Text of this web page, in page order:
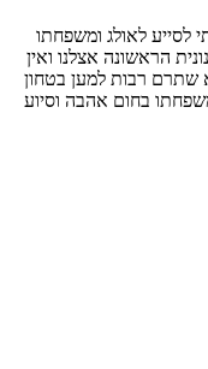
לסייע לאולג ומשפחתו
הראשונה אצלנו ואין
שתרם רבות למען בטחון
בחום אהבה וסיוע